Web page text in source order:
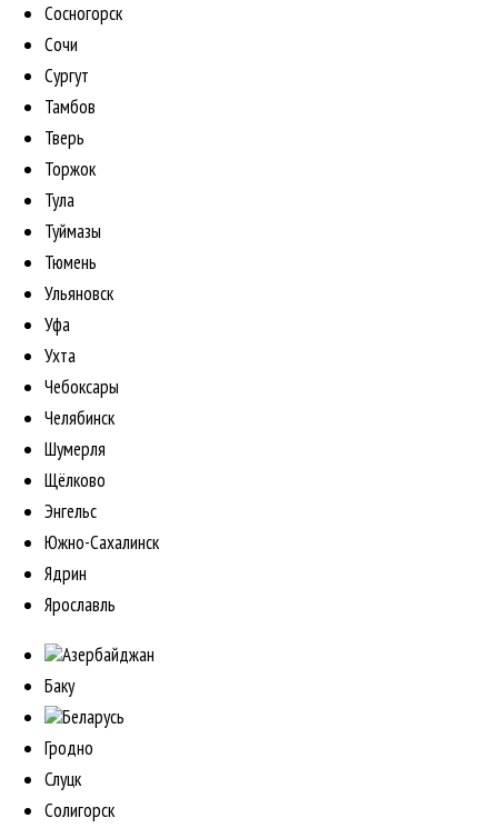
Сосногорск
Сочи
Сургут
Тамбов
Тверь
Торжок
Тула
Туймазы
Тюмень
Ульяновск
Уфа
Ухта
Чебоксары
Челябинск
Шумерля
Щёлково
Энгельс
Южно-Сахалинск
Ядрин
Ярославль
Азербайджан
Баку
Беларусь
Гродно
Слуцк
Солигорск